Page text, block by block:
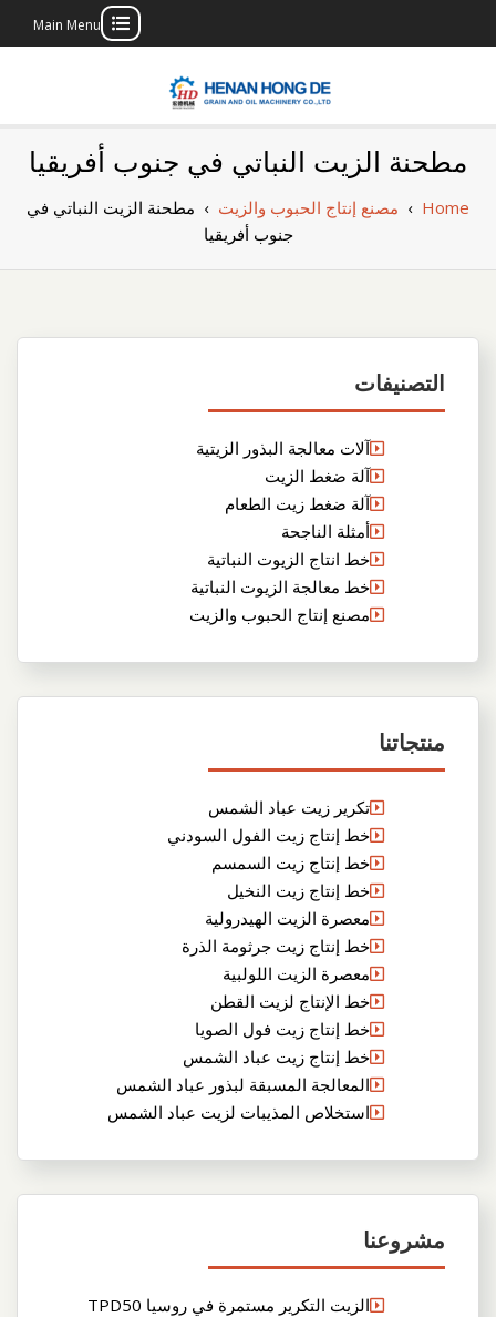
Main Menu
بناء مصنع إنتاج
الزيوت النباتية
الخاص بك
بناء مصنع إنتاج الزيوت النباتية الخاص بك
مطحنة الزيت النباتي في جنوب أفريقيا
Home
› مصنع إنتاج الحبوب والزيت › مطحنة الزيت النباتي في
جنوب أفريقيا
التصنيفات
آلات معالجة البذور الزيتية
آلة ضغط الزيت
آلة ضغط زيت الطعام
أمثلة الناجحة
خط انتاج الزيوت النباتية
خط معالجة الزيوت النباتية
مصنع إنتاج الحبوب والزيت
منتجاتنا
تكرير زيت عباد الشمس
خط إنتاج زيت الفول السودني
خط إنتاج زيت السمسم
خط إنتاج زيت النخيل
معصرة الزيت الهيدرولية
خط إنتاج زيت جرثومة الذرة
معصرة الزيت اللولبية
خط الإنتاج لزيت القطن
خط إنتاج زيت فول الصويا
خط إنتاج زيت عباد الشمس
المعالجة المسبقة لبذور عباد الشمس
استخلاص المذيبات لزيت عباد الشمس
مشروعنا
الزيت التكرير مستمرة في روسيا TPD50